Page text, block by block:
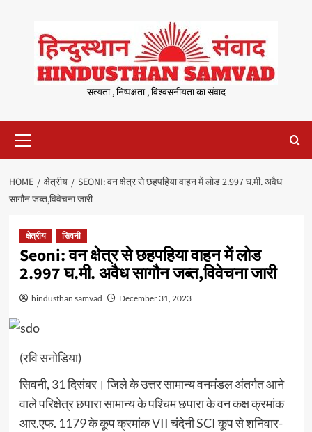
content
सत्यता , निष्पक्षता , विश्वसनीयता का संवाद
Menu
HOME क्षेत्रीय
SEONI: वन क्षेत्र से छहपहिया वाहन में लोड 2.997 घ.मी. अवैध
सागौन जब्त,विवेचना जारी
क्षेत्रीय सिवनी
Seoni: वन क्षेत्र से छहपहिया वाहन में लोड
2.997 घ.मी. अवैध सागौन जब्त,विवेचना जारी
hindusthan samvad December 31, 2023
(रवि सनोडिया)
सिवनी, 31 दिसंबर। जिले के उत्तर सामान्य वनमंडल अंतर्गत आने
वाले परिक्षेत्र छपारा सामान्य के पश्चिम छपारा के वन कक्ष क्रमांक
आर.एफ. 1179 के कूप क्रमांक VII चंदेनी SCI कूप से शनिवार-